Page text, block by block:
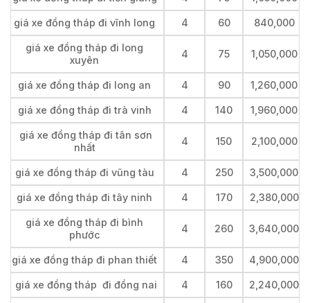
giá xe đồng tháp đi vĩnh long 4 60 840,000
giá xe đồng tháp đi long
xuyên
4 75 1,050,000
giá xe đồng tháp đi long an 4 90 1,260,000
giá xe đồng tháp đi trà vinh 4 140 1,960,000
giá xe đồng tháp đi tân sơn
nhất
4 150 2,100,000
giá xe đồng tháp đi vũng tàu 4 250 3,500,000
giá xe đồng tháp đi tây ninh 4 170 2,380,000
giá xe đồng tháp đi bình
phước
4 260 3,640,000
giá xe đồng tháp đi phan thiết 4 350 4,900,000
giá xe đồng tháp đi đồng nai 4 160 2,240,000